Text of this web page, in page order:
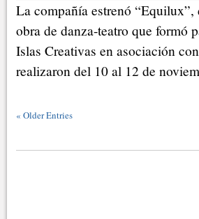
La compañía estrenó
obra de danza-teatro que formó
Islas Creativas en asociación
realizaron del 10 al 12 de
« Older Entries